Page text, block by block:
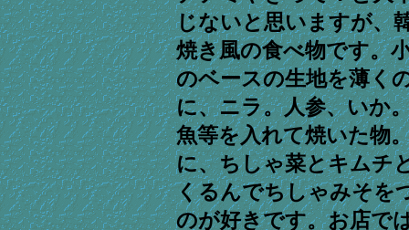
じないと思いますが、
焼き風の食べ物です。
のベースの生地を薄く
に、ニラ。人参、いか
魚等を入れて焼いた物
に、ちしゃ菜とキムチ
くるんでちしゃみそを
のが好きです。お店で